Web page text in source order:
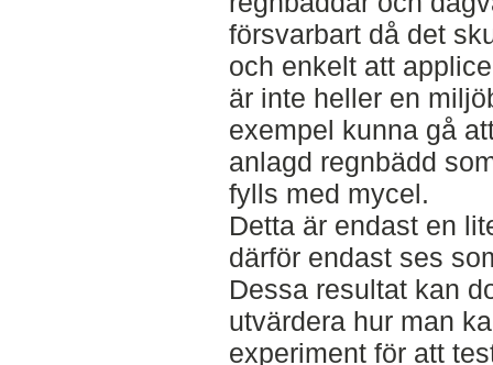
försvarbart då det
och enkelt att
är inte heller en
exempel kunna gå
anlagd regnbädd
fylls med mycel.
Detta är endast en
därför endast ses
Dessa resultat kan
utvärdera hur man
experiment för att